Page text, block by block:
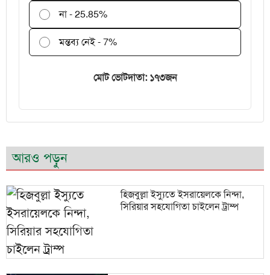
না - 25.85%
মন্তব্য নেই - 7%
মোট ভোটদাতা: ১৭৩জন
আরও পড়ুন
হিজবুল্লা ইস্যুতে ইসরায়েলকে নিন্দা,
সিরিয়ার সহযোগিতা চাইলেন ট্রাম্প